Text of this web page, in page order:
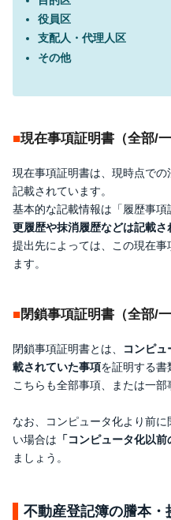
役員区
支配人・代理人区
その他
現在事項証明書（全部/一
現在事項証明書は、現時点で
記載されています。
基本的な記載情報は「履歴事項
更履歴や抹消履歴などは記載さ
提出先によっては、この現在
ます。
閉鎖事項証明書（全部/一
閉鎖事項証明書とは、
コンピ
載されていた事項を証明する書
こちらも全部事項、または一部
なお、コンピュータ化より前
い場合は 「コンピュータ化以
ましょう。
不動産登記簿の謄本・